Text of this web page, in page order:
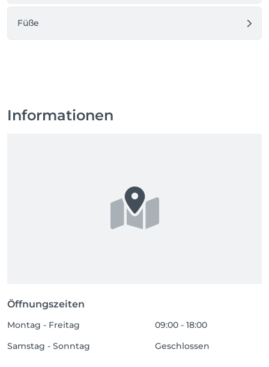
Füße
Informationen
Öffnungszeiten
Montag - Freitag
09:00 - 18:00
Samstag - Sonntag
Geschlossen